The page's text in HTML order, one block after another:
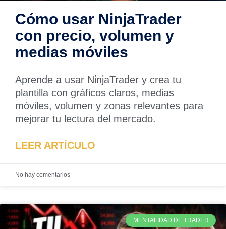
Cómo usar NinjaTrader
con precio, volumen y
medias móviles
Aprende a usar NinjaTrader y crea tu
plantilla con gráficos claros, medias
móviles, volumen y zonas relevantes para
mejorar tu lectura del mercado.
LEER ARTÍCULO
No hay comentarios
MENTALIDAD DE TRADER